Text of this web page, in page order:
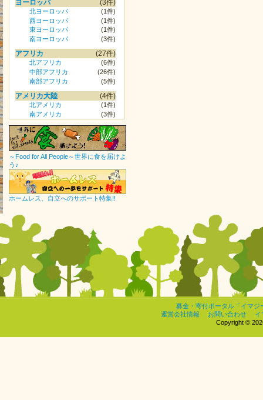
ヨーロッパ (3件)
北ヨーロッパ
(1件)
西ヨーロッパ
(1件)
東ヨーロッパ
(1件)
南ヨーロッパ
(3件)
アフリカ (27件)
北アフリカ
(6件)
中部アフリカ
(26件)
南部アフリカ
(5件)
アメリカ大陸 (4件)
北アメリカ
(1件)
南アメリカ
(3件)
～Food for All People～世界に食を届けよ
う♪
ホームレス、自立へのサポート特集!!
募金・寄付ポータル「イマジ
運営会社情報
お問い合わせ
イ
Copyright ©